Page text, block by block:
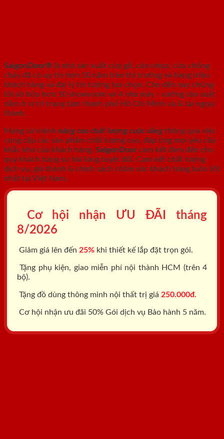
SaigonDoor® là nhà sản xuất cửa gỗ, cửa nhựa, cửa chống
cháy đã có uy tín hơn 10 năm trên thị trường và hàng triệu
khách hàng và đại lý tin tưởng lựa chọn. Cho đến nay chúng
tôi sở hữu hơn 10 showroom và 4 nhà máy - xưởng sản xuất
nằm ở vị trí trung tâm thành phố Hồ Chí Minh và & tại ngoại
thành.
Mang sứ mệnh nâng cao chất lượng cuộc sống thông qua việc
cung cấp các sản phẩm chất lượng cao, đáp ứng mọi yêu cầu
khắc khe của khách hàng. SaigonDoor cam kết đem đến cho
quý khách hàng sự hài lòng tuyệt đối. Cam kết chất lượng
dịch vụ, giá thành & chính sách chăm sóc khách hàng luôn tốt
nhất tại Việt Nam.
Cơ hội nhận ƯU ĐÃI tháng
8/2026
Giảm giá lên đến 25% khi thiết kế lắp đặt trọn gói.
Tặng phụ kiện, giao miễn phí nội thành HCM (trên 4
bộ).
Tặng đồ dùng thông minh nội thất trị giá 250.000đ.
Cơ hội nhận ưu đãi 50% Gói dịch vụ Bảo hành 5 năm.